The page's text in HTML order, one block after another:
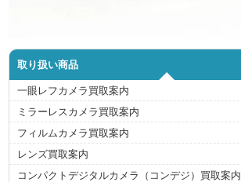
取り扱い商品
一眼レフカメラ買取案内
ミラーレスカメラ買取案内
フィルムカメラ買取案内
レンズ買取案内
コンパクトデジタルカメラ（コンデジ）買取案内